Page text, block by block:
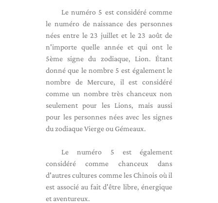
Le numéro 5 est considéré comme
le numéro de naissance des personnes
nées entre le 23 juillet et le 23 août de
n'importe quelle année et qui ont le
5ème signe du zodiaque, Lion. Étant
donné que le nombre 5 est également le
nombre de Mercure, il est considéré
comme un nombre très chanceux non
seulement pour les Lions, mais aussi
pour les personnes nées avec les signes
du zodiaque Vierge ou Gémeaux.
Le numéro 5 est également
considéré comme chanceux dans
d'autres cultures comme les Chinois où il
est associé au fait d'être libre, énergique
et aventureux.